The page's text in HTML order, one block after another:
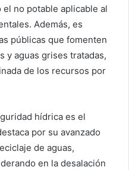
no potable aplicable al
Además, es
públicas que fomenten
y aguas grises tratadas,
de los recursos por
hídrica es el
por su avanzado
de aguas,
en la desalación